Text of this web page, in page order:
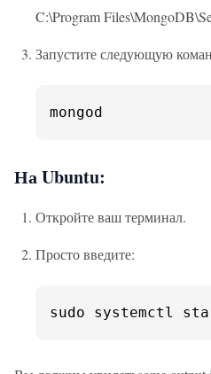
C:\Program
Запустите следующую
mongod
На Ubuntu:
Откройте ваш терминал.
Просто введите:
sudo systemctl